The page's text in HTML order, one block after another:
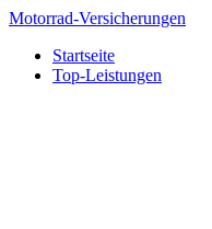
Zum
springen
Motorrad-Versicherungen
Startseite
Top-Leistungen